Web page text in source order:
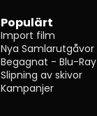
Populärt
Import film
Nya Samlarutgåvor
Begagnat - Blu-Ray
Slipning av skivor
Kampanjer